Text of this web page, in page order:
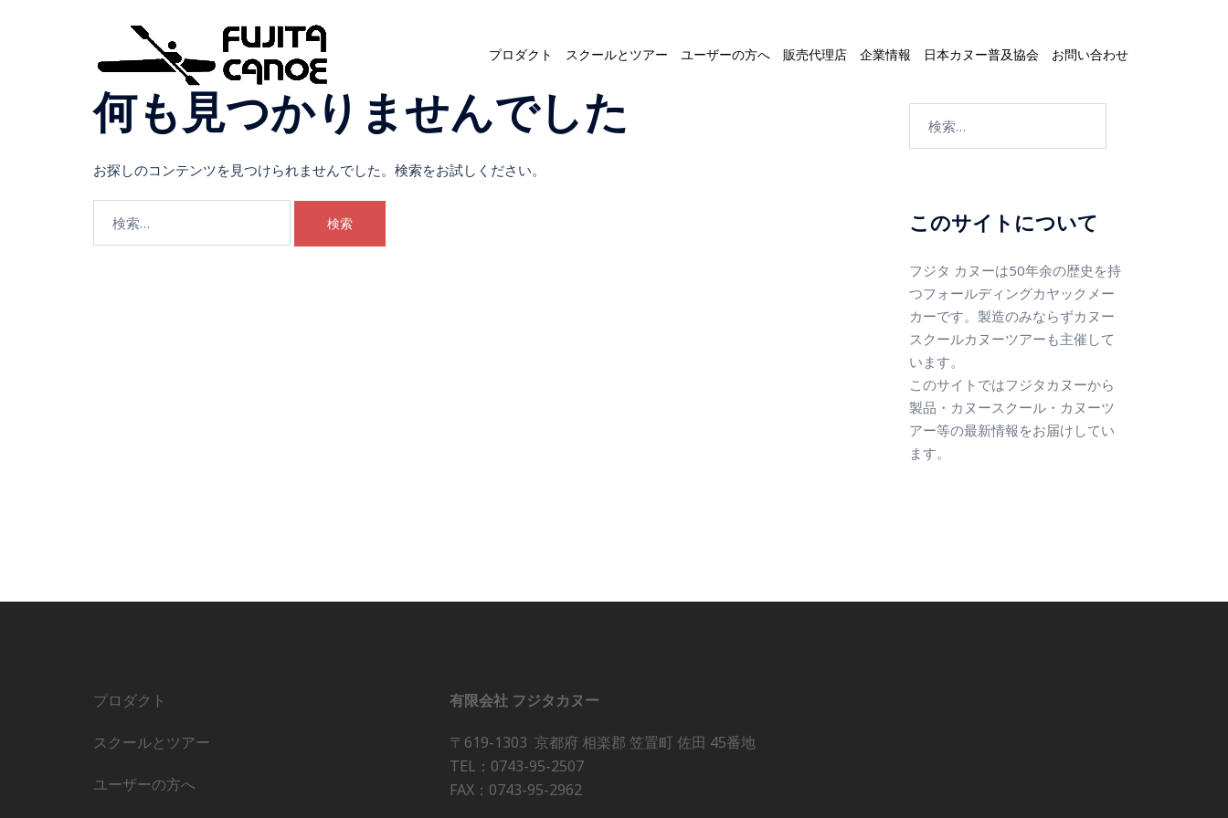
プロダクト スクールとツアー ユーザーの方へ 販売代理店 企業情報 日本カヌー普及協会 お問い合わせ
何も見つかりませんでした
お探しのコンテンツを見つけられませんでした。検索をお試しください。
このサイトについて
フジタ カヌーは50年余の歴史を持
つフォールディングカヤックメー
カーです。製造のみならずカヌー
スクールカヌーツアーも主催して
います。
このサイトではフジタカヌーから
製品・カヌースクール・カヌーツ
アー等の最新情報をお届けしてい
ます。
プロダクト
スクールとツアー
ユーザーの方へ
有限会社 フジタカヌー
〒619-1303 京都府 相楽郡 笠置町 佐田 45番地
TEL：0743-95-2507
FAX：0743-95-2962